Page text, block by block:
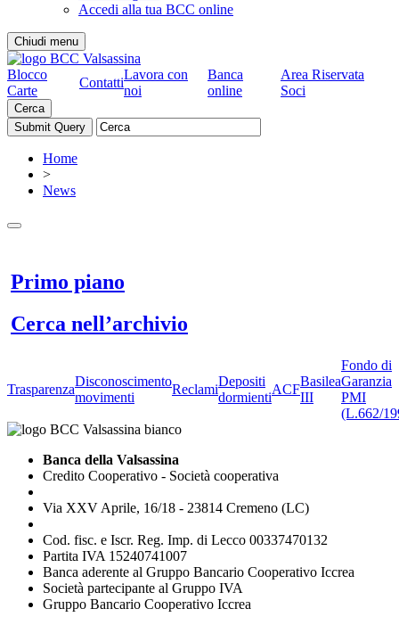
Accedi alla tua BCC online
Chiudi menu
Blocco
Carte
Contatti
Lavora con
noi
Banca
online
Area Riservata
Soci
Cerca
Home
>
News
Primo piano
Cerca nell’archivio
Trasparenza
Disconoscimento
movimenti
Reclami
Depositi
dormienti
ACF
Basilea
III
Fondo di
Garanzia
PMI
(L.662/
Banca della Valsassina
Credito Cooperativo - Società cooperativa
Via XXV Aprile, 16/18 - 23814 Cremeno (LC)
Cod. fisc. e Iscr. Reg. Imp. di Lecco 00337470132
Partita IVA 15240741007
Banca aderente al Gruppo Bancario Cooperativo Iccrea
Società partecipante al Gruppo IVA
Gruppo Bancario Cooperativo Iccrea